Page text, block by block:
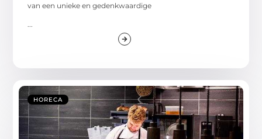
van een unieke en gedenkwaardige
...
HORECA